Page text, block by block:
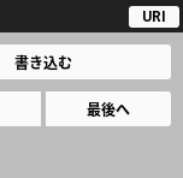
URI
書き込む
最後へ